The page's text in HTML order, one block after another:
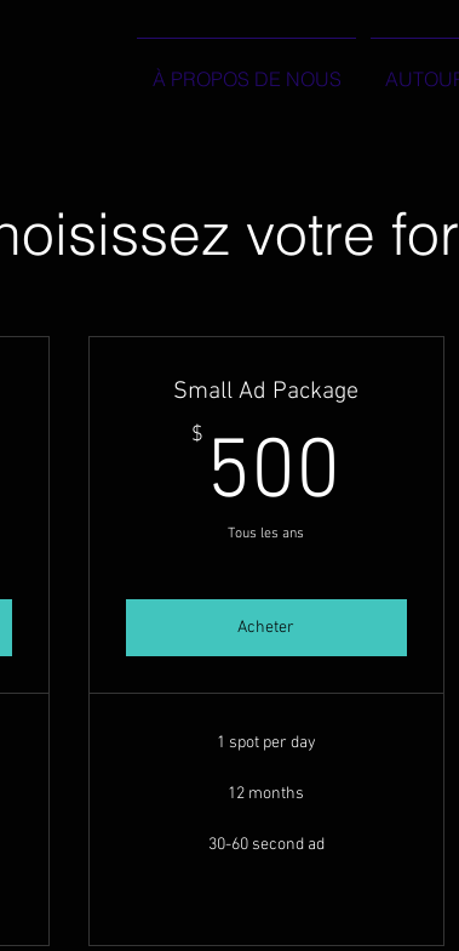
À PROPOS DE NOUS
votre
Small Ad Package
$ 500
Tous les ans
Acheter
1 spot per day
12 months
30-60 second ad